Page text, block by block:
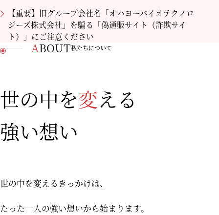
【重要】旧グループ会社名「オハヨーバイオテクノロ
ジーズ株式会社」を騙る「偽通販サイト（詐欺サイ
ト）」にご注意ください
ABOUT私たちについて
世の中を変える
強い想い
世の中を変えるきっかけは、
たった一人の強い想いから始まります。